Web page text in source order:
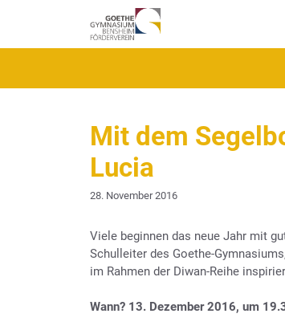
Mit dem
Lucia
28. November 2016
Viele beginnen das neue Jahr mit
Schulleiter des Goethe-
im Rahmen der Diwan-Reihe
Wann? 13. Dezember 2016, um